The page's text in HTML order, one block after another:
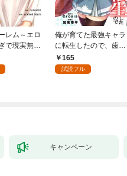
レム～エロ
で現実無双
俺が育てた最強キャラ
に転生したので、歯向
かうヤツはすべてぶん
殴って生きる事にしま
165
試読フル
キャンペーン